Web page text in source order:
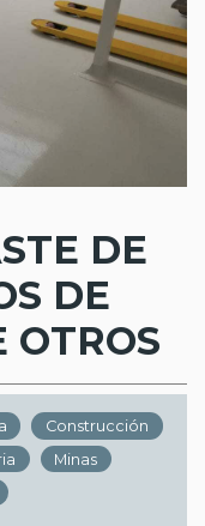
DE
DE
OTROS
Construcción
Minas